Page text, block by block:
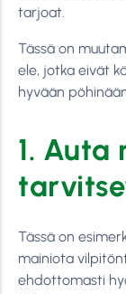
tarjoat.
Tässä on
ele, jotka eivät
hyvään
1. Auta
Tässä on
mainiota
ehdottomasti